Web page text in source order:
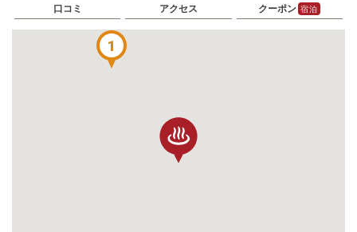
口コミ アクセス クーポン 宿泊
1